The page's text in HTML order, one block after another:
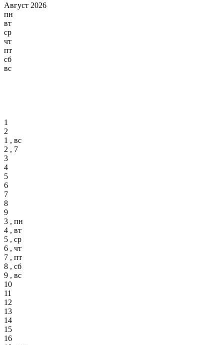
Август 2026
пн
вт
ср
чт
пт
сб
вс
1
2
1 , вс
2 , 7
3
4
5
6
7
8
9
3 , пн
4 , вт
5 , ср
6 , чт
7 , пт
8 , сб
9 , вс
10
11
12
13
14
15
16